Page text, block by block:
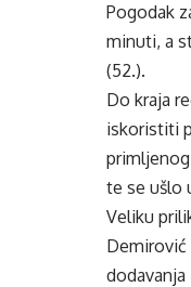
Pogodak
minuti, a
(52.).
Do kraja
iskoristiti
te se ušlo
Veliku
Demirović